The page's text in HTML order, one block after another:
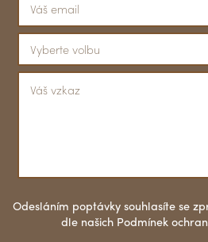
Odesláním poptávky souhlasíte se
dle našich Podmínek